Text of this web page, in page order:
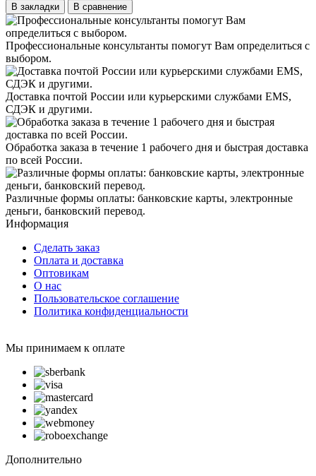
В закладки
В сравнение
Профессиональные консультанты помогут Вам определиться с
выбором.
Доставка почтой России или курьерскими службами EMS,
СДЭК и другими.
Обработка заказа в течение 1 рабочего дня и быстрая доставка
по всей России.
Различные формы оплаты: банковские карты, электронные
деньги, банковский перевод.
Информация
Сделать заказ
Оплата и доставка
Оптовикам
О нас
Пользовательское соглашение
Политика конфиденциальности
Мы принимаем к оплате
Дополнительно